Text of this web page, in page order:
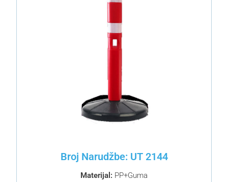
Broj Narudžbe: UT 2144
Materijal: PP+Guma